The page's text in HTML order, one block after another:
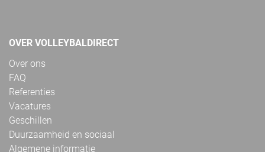
OVER VOLLEYBALDIRECT
Over ons
FAQ
Referenties
Vacatures
Geschillen
Duurzaamheid en sociaal
Algemene informatie